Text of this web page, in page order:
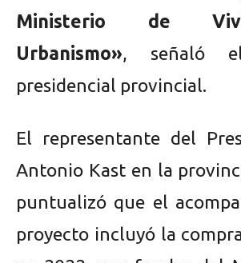
Ministerio de
Urbanismo», señaló
presidencial provincial.
El representante del
Antonio Kast en la
puntualizó que el
proyecto incluyó la